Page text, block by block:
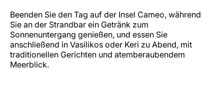
Beenden Sie den Tag auf der Insel Cameo, während
Sie an der Strandbar ein Getränk zum
Sonnenuntergang genießen, und essen Sie
anschließend in Vasilikos oder Keri zu Abend, mit
traditionellen Gerichten und atemberaubendem
Meerblick.